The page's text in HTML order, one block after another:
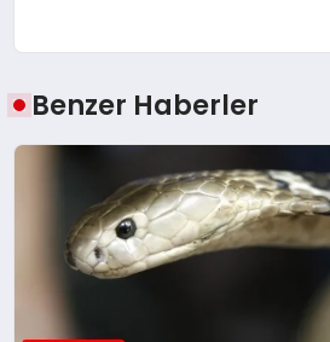
Benzer Haberler